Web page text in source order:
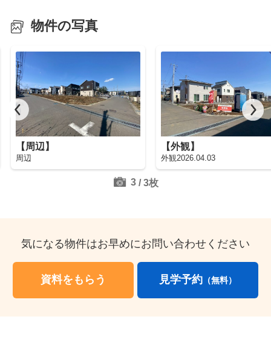
物件の写真
【周辺】
周辺
【外観】
外観2026.04.03
3/3枚
気になる物件はお早めにお問い合わせください
資料をもらう 見学予約 （無料）